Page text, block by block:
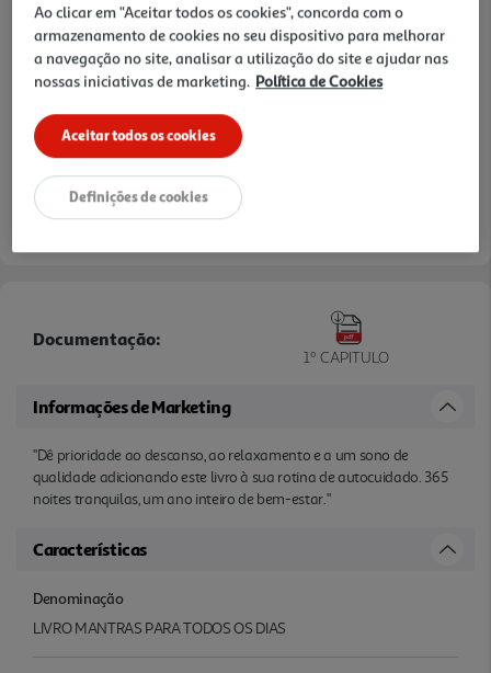
Documentação:
1º CAPITULO
Informações de Marketing
"Dê prioridade ao descanso, ao relaxamento e a um sono de
qualidade adicionando este livro à sua rotina de autocuidado. 365
noites tranquilas, um ano inteiro de bem-estar."
Características
Denominação
LIVRO MANTRAS PARA TODOS OS DIAS
Ao clicar em "Aceitar todos os cookies", concorda com o
armazenamento de cookies no seu dispositivo para melhorar
a navegação no site, analisar a utilização do site e ajudar nas
nossas iniciativas de marketing. Política de Cookies
Aceitar todos os cookies
Definições de cookies